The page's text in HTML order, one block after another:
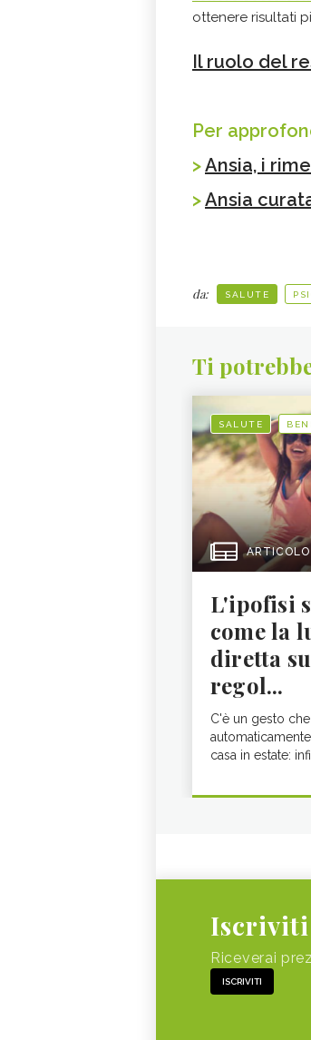
ottenere risultati
Il ruolo del
Per
>Ansia, i
>Ansia
da: SALUTE
Ti
SALUTE
ARTICOLO
L'ipofisi
come la
diretta
regol...
C'è un gesto
casa in estate:
Iscriviti
Riceverai
ISCRIVITI